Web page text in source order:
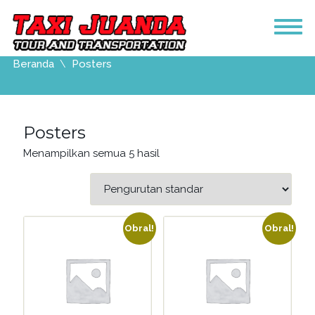
Beranda Posters
Posters
Menampilkan semua 5 hasil
Obral! Obral!